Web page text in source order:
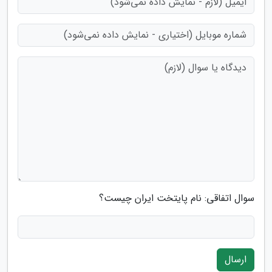
سوال اتفاقی: نام پایتخت ایران چیست؟
ارسال